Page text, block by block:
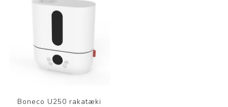
Boneco U250 rakatæki